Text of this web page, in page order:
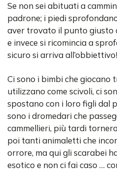
Se non sei abituati a
padrone; i piedi
aver trovato il punto giusto
e invece si ricomincia a
sicuro si arriva all’obbiettivo!
Ci sono i bimbi che giocano
utilizzano come scivoli, ci
spostano con i loro figli dal
sono i dromedari che
cammellieri, più tardi
poi tanti animaletti che
orrore, ma qui gli scarabei
esotico e non ci fai caso …